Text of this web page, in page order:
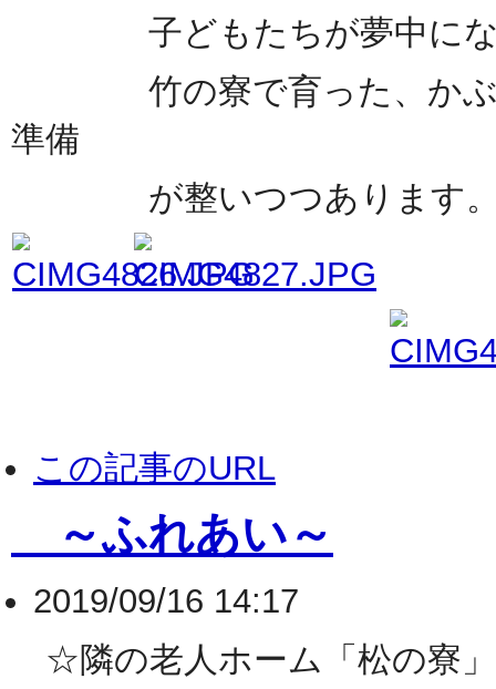
子どもたちが夢中になっ
竹の寮で育った、かぶと
準備
が整いつつあります
この記事のURL
～ふれあい～
2019/09/16 14:17
☆隣の老人ホーム「松の寮